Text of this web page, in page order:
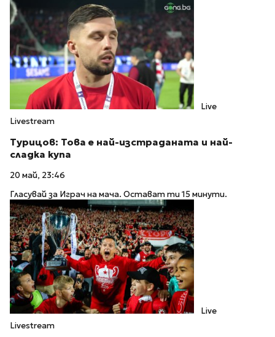
Live
Livestream
Турицов: Това е най-изстраданата и най-
сладка купа
20 май, 23:46
Гласувай за Играч на мача. Остават ти 15 минути.
Live
Livestream